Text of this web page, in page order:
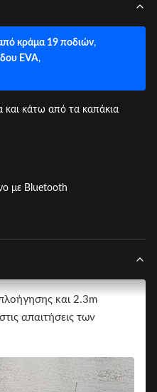
κράμα 19 ποδιών,
EVA,
και κάτω από τα καπάκια
με Bluetooth
και 2.3m
απαιτήσεις των